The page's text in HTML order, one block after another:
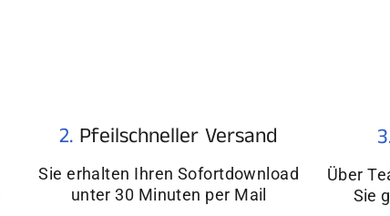
2. Pfeilschneller Versand
Sie erhalten Ihren Sofortdownload
unter 30 Minuten per Mail
Über
Sie